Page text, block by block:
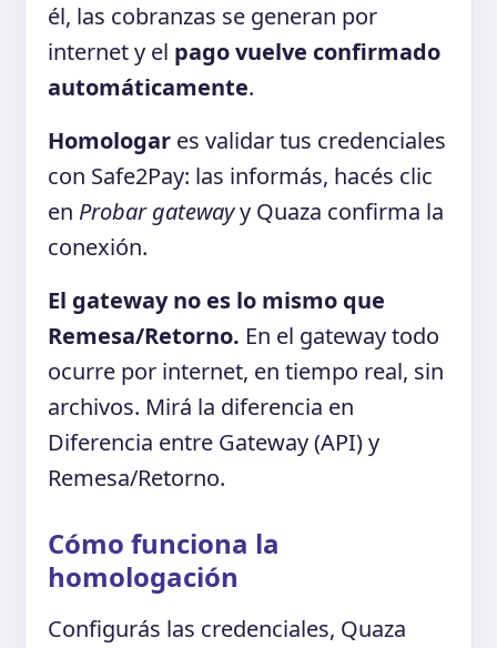
él, las cobranzas se generan por
internet y el pago vuelve confirmado
automáticamente.
Homologar es validar tus credenciales
con Safe2Pay: las informás, hacés clic
en Probar gatewayy Quaza confirma la
conexión.
El gateway no es lo mismo que
Remesa/Retorno. En el gateway todo
ocurre por internet, en tiempo real, sin
archivos. Mirá la diferencia en
Diferencia entre Gateway (API) y
Remesa/Retorno.
Cómo funciona la
homologación
Configurás las credenciales, Quaza